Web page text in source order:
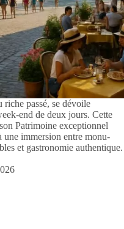
passé, se dévoile
end de deux jours. Cette
Patrimoine exceptionnel
une immersion entre monu­
et gastronomie authentique.